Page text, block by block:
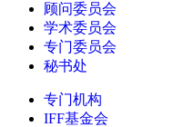
顾问委员会
学术委员会
专门委员会
秘书处
专门机构
IFF基金会